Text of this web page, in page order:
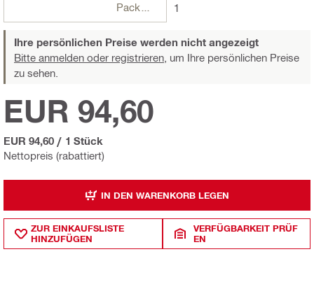
Packungen 1
Ihre persönlichen Preise werden nicht angezeigt
Bitte anmelden oder registrieren, um Ihre persönlichen Preise
zu sehen.
Nettopreis (rabattiert)
EUR 94,60
EUR 94,60 / 1 Stück
IN DEN WARENKORB LEGEN
ZUR EINKAUFSLISTE
HINZUFÜGEN
VERFÜGBARKEIT PRÜF
EN